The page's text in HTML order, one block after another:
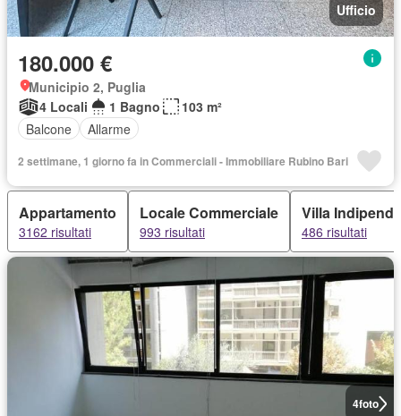
Ufficio
180.000 €
Municipio 2, Puglia
4 Locali
1 Bagno
103 m²
Balcone
Allarme
2 settimane, 1 giorno fa in Commerciali - Immobiliare Rubino Bari
Appartamento
3162 risultati
Locale Commerciale
993 risultati
Villa
486 risultati
4foto